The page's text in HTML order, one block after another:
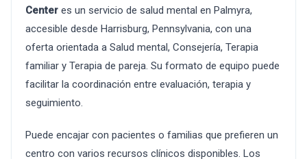
Center es un servicio de salud mental en Palmyra,
accesible desde Harrisburg, Pennsylvania, con una
oferta orientada a Salud mental, Consejería, Terapia
familiar y Terapia de pareja. Su formato de equipo puede
facilitar la coordinación entre evaluación, terapia y
seguimiento.
Puede encajar con pacientes o familias que prefieren un
centro con varios recursos clínicos disponibles. Los